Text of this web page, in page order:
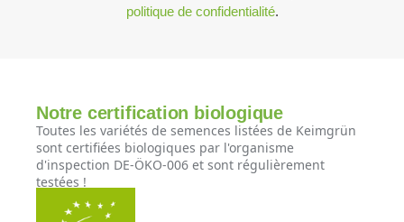
politique de confidentialité.
Notre certification biologique
Toutes les variétés de semences listées de Keimgrün
sont certifiées biologiques par l'organisme
d'inspection DE-ÖKO-006 et sont régulièrement
testées !